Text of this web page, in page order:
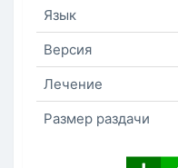
Язык
Версия
Лечение
Размер раздачи